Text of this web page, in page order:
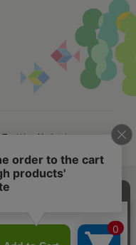
引法に基づく表示
規約
けオンラインショップ
供、サービス改善のための分
用にご同意いただいたものとみ